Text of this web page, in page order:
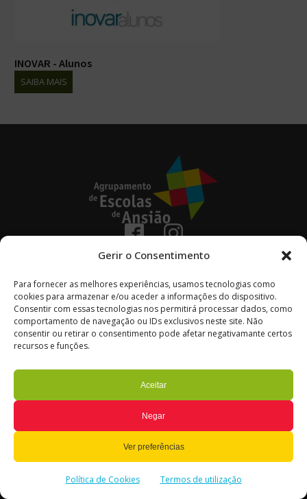
Gerir o Consentimento
Para fornecer as melhores experiências, usamos tecnologias como
cookies para armazenar e/ou aceder a informações do dispositivo.
Consentir com essas tecnologias nos permitirá processar dados, como
comportamento de navegação ou IDs exclusivos neste site. Não
consentir ou retirar o consentimento pode afetar negativamante certos
recursos e funções.
Aceitar
Negar
Ver preferências
Política de Cookies Termos de utilização
INOVAR - Alunos
SAIBA MAIS
236 670 100
Avenida Coronel Vitorino Henriques Godinho
3240-154 – Ansião
Portugal
Termos de Utilização
Política de Privacidade e Cookies
Gerir o consentimento